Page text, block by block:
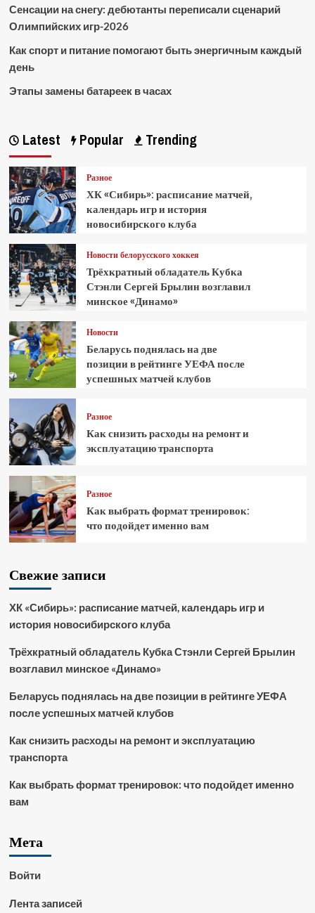
Сенсации на снегу: дебютанты переписали сценарий
Олимпийских игр-2026
Как спорт и питание помогают быть энергичным каждый
день
Этапы замены батареек в часах
Latest Popular Trending
Разное
ХК «Сибирь»: расписание матчей,
календарь игр и история
новосибирского клуба
Новости белорусского хоккея
Трёхкратный обладатель Кубка
Стэнли Сергей Брылин возглавил
минское «Динамо»
Новости
Беларусь поднялась на две
позиции в рейтинге УЕФА после
успешных матчей клубов
Разное
Как снизить расходы на ремонт и
эксплуатацию транспорта
Разное
Как выбрать формат тренировок:
что подойдет именно вам
Свежие записи
ХК «Сибирь»: расписание матчей, календарь игр и
история новосибирского клуба
Трёхкратный обладатель Кубка Стэнли Сергей Брылин
возглавил минское «Динамо»
Беларусь поднялась на две позиции в рейтинге УЕФА
после успешных матчей клубов
Как снизить расходы на ремонт и эксплуатацию
транспорта
Как выбрать формат тренировок: что подойдет именно
вам
Мета
Войти
Лента записей